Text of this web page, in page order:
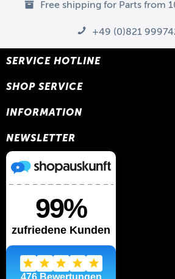
Free shipping for Parts from
+49 (0)821
SERVICE HOTLINE
SHOP SERVICE
INFORMATION
NEWSLETTER